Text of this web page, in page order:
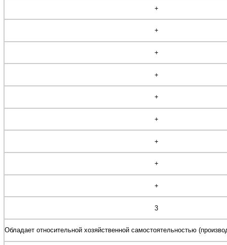
+
+
+
+
+
+
+
+
+
3
Обладает относительной хозяйственной самостоятельностью